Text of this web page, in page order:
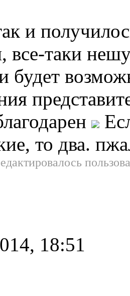
и
все-таки
будет
то два.
18:51